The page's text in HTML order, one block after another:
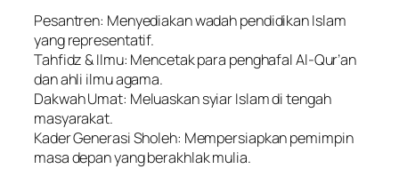
Pesantren: Menyediakan wadah pendidikan Islam
yang representatif.
Tahfidz & Ilmu: Mencetak para penghafal Al-Qur’an
dan ahli ilmu agama.
Dakwah Umat: Meluaskan syiar Islam di tengah
masyarakat.
Kader Generasi Sholeh: Mempersiapkan pemimpin
masa depan yang berakhlak mulia.